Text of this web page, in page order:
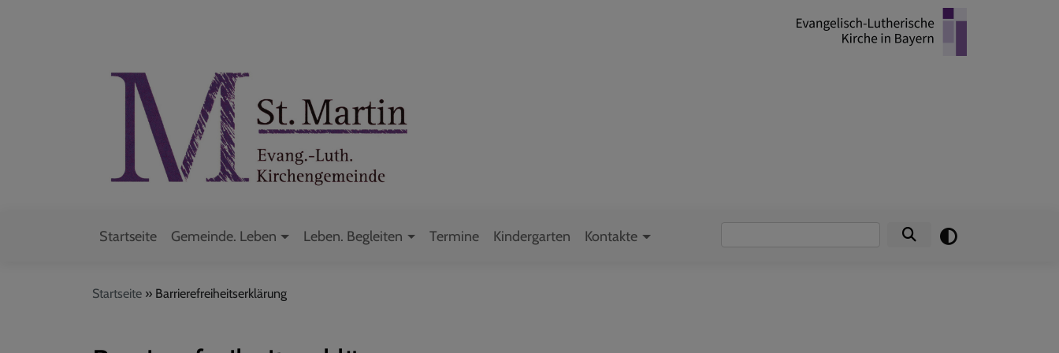
Hauptnavigation
Startseite Gemeinde. Leben Leben. Begleiten Termine Kindergarten Kontakte
Startseite Barrierefreiheitserklärung